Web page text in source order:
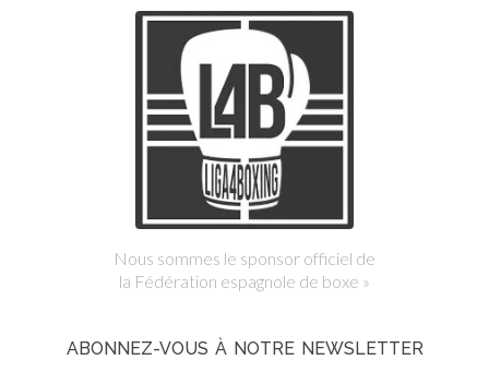
Nous sommes le sponsor officiel de
la Fédération espagnole de boxe »
ABONNEZ-VOUS À NOTRE NEWSLETTER